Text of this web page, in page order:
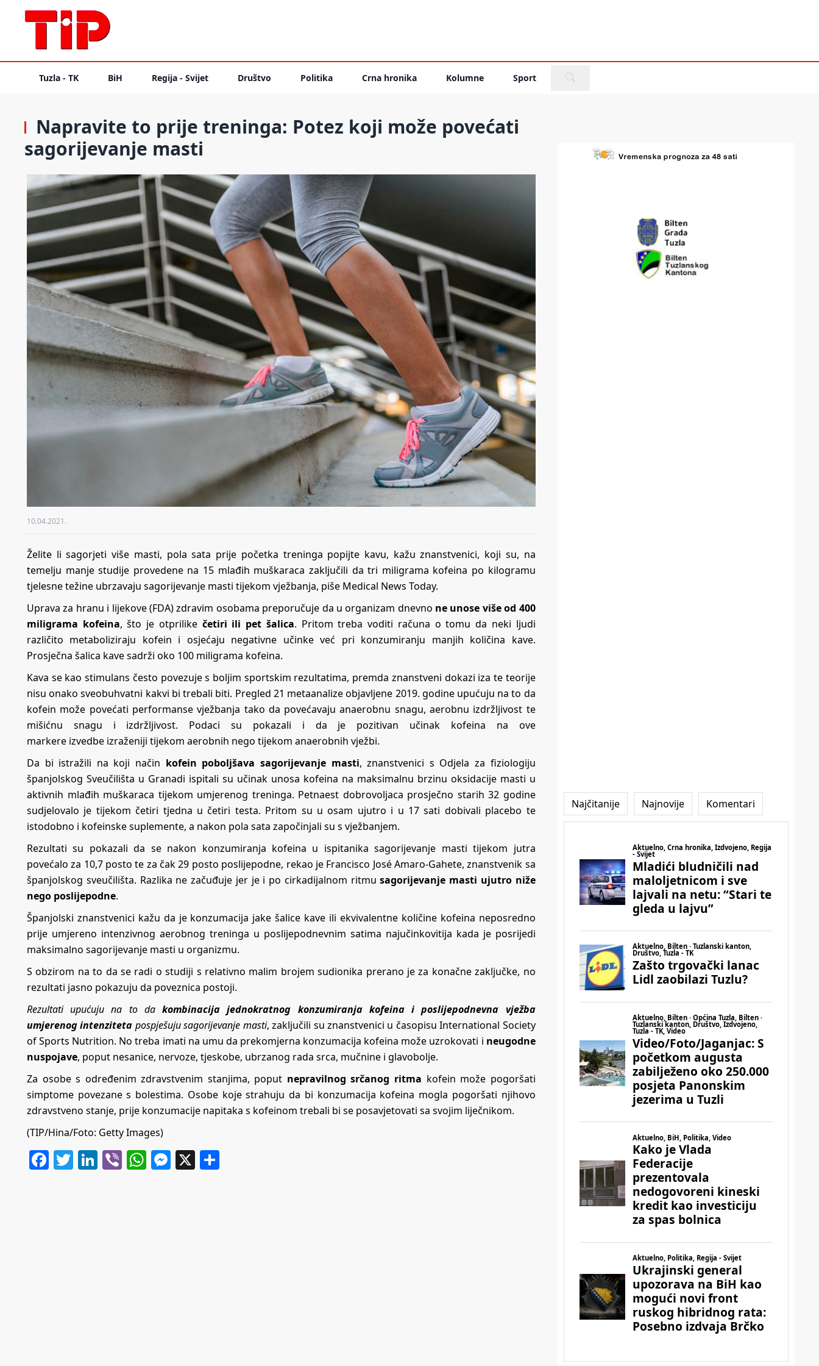
Tuzla - TK BiH Regija - Svijet Društvo Politika Crna hronika Kolumne Sport
Napravite to prije treninga: Potez koji može povećati
sagorijevanje masti
10.04.2021.
Želite li sagorjeti više masti, pola sata prije početka treninga popijte kavu, kažu znanstvenici, koji su, na
temelju manje studije provedene na 15 mlađih muškaraca zaključili da tri miligrama kofeina po kilogramu
tjelesne težine ubrzavaju sagorijevanje masti tijekom vježbanja, piše Medical News Today.
Uprava za hranu i lijekove (FDA) zdravim osobama preporučuje da u organizam dnevno ne unose više od 400
miligrama kofeina, što je otprilike četiri ili pet šalica. Pritom treba voditi računa o tomu da neki ljudi
različito metaboliziraju kofein i osjećaju negativne učinke već pri konzumiranju manjih količina kave.
Prosječna šalica kave sadrži oko 100 miligrama kofeina.
Kava se kao stimulans često povezuje s boljim sportskim rezultatima, premda znanstveni dokazi iza te teorije
nisu onako sveobuhvatni kakvi bi trebali biti. Pregled 21 metaanalize objavljene 2019. godine upućuju na to da
kofein može povećati performanse vježbanja tako da povećavaju anaerobnu snagu, aerobnu izdržljivost te
mišićnu snagu i izdržljivost. Podaci su pokazali i da je pozitivan učinak kofeina na ove
markere izvedbe izraženiji tijekom aerobnih nego tijekom anaerobnih vježbi.
Da bi istražili na koji način kofein poboljšava sagorijevanje masti, znanstvenici s Odjela za fiziologiju
španjolskog Sveučilišta u Granadi ispitali su učinak unosa kofeina na maksimalnu brzinu oksidacije masti u
aktivnih mlađih muškaraca tijekom umjerenog treninga. Petnaest dobrovoljaca prosječno starih 32 godine
sudjelovalo je tijekom četiri tjedna u četiri testa. Pritom su u osam ujutro i u 17 sati dobivali placebo te
istodobno i kofeinske suplemente, a nakon pola sata započinjali su s vježbanjem.
Rezultati su pokazali da se nakon konzumiranja kofeina u ispitanika sagorijevanje masti tijekom jutra
povećalo za 10,7 posto te za čak 29 posto poslijepodne, rekao je Francisco José Amaro-Gahete, znanstvenik sa
španjolskog sveučilišta. Razlika ne začuđuje jer je i po cirkadijalnom ritmusagorijevanje masti ujutro niže
nego poslijepodne.
Španjolski znanstvenici kažu da je konzumacija jake šalice kave ili ekvivalentne količine kofeina neposredno
prije umjereno intenzivnog aerobnog treninga u poslijepodnevnim satima najučinkovitija kada je posrijedi
maksimalno sagorijevanje masti u organizmu.
S obzirom na to da se radi o studiji s relativno malim brojem sudionika prerano je za konačne zaključke, no
rezultati jasno pokazuju da poveznica postoji.
Rezultati upućuju na to dakombinacija jednokratnog konzumiranja kofeina i poslijepodnevna vježba
umjerenog intenziteta pospješuju sagorijevanje masti, zaključili su znanstvenici u časopisu International Society
of Sports Nutrition. No treba imati na umu da prekomjerna konzumacija kofeina može uzrokovati i neugodne
nuspojave, poput nesanice, nervoze, tjeskobe, ubrzanog rada srca, mučnine i glavobolje.
Za osobe s određenim zdravstvenim stanjima, poput nepravilnog srčanog ritma kofein može pogoršati
simptome povezane s bolestima. Osobe koje strahuju da bi konzumacija kofeina mogla pogoršati njihovo
zdravstveno stanje, prije konzumacije napitaka s kofeinom trebali bi se posavjetovati sa svojim liječnikom.
(TIP/Hina/Foto: Getty Images)
Facebook
Twitter
LinkedIn
ViberWhatsApp
Messenger
X
Najčitanije Najnovije Komentari